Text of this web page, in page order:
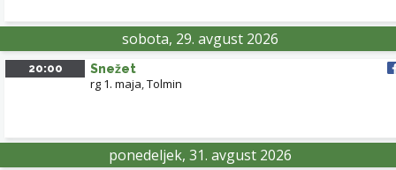
sobota, 29. avgust 2026
20:00 Snežet
rg 1. maja,Tolmin
ponedeljek, 31. avgust 2026